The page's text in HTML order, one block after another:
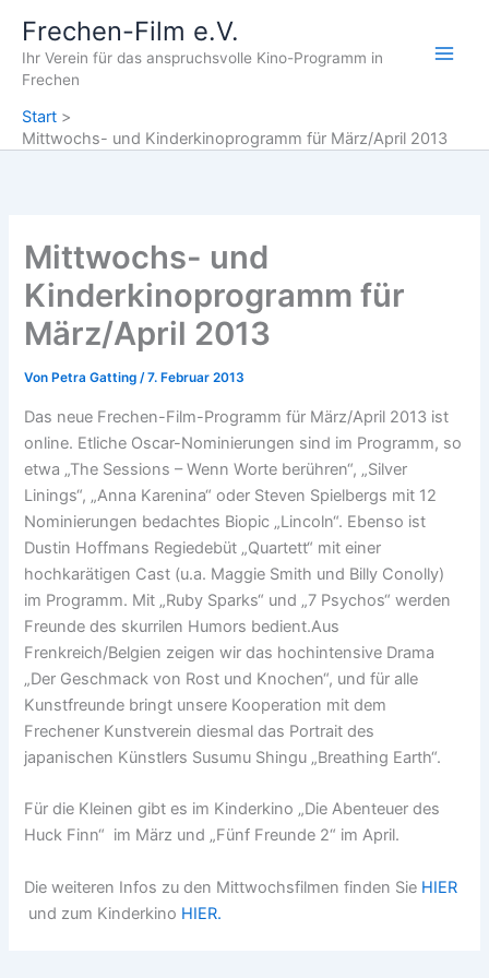
Inhalt
springen
Frechen-Film e.V.
Ihr Verein für das anspruchsvolle Kino-Programm in
Frechen
Start
Mittwochs- und Kinderkinoprogramm für März/April 2013
Mittwochs- und
Kinderkinoprogramm für
März/April 2013
Von Petra Gatting/7. Februar 2013
Das neue Frechen-Film-Programm für März/April 2013 ist
online. Etliche Oscar-Nominierungen sind im Programm, so
etwa „The Sessions – Wenn Worte berühren“, „Silver
Linings“, „Anna Karenina“ oder Steven Spielbergs mit 12
Nominierungen bedachtes Biopic „Lincoln“. Ebenso ist
Dustin Hoffmans Regiedebüt „Quartett“ mit einer
hochkarätigen Cast (u.a. Maggie Smith und Billy Conolly)
im Programm. Mit „Ruby Sparks“ und „7 Psychos“ werden
Freunde des skurrilen Humors bedient.Aus
Frenkreich/Belgien zeigen wir das hochintensive Drama
„Der Geschmack von Rost und Knochen“, und für alle
Kunstfreunde bringt unsere Kooperation mit dem
Frechener Kunstverein diesmal das Portrait des
japanischen Künstlers Susumu Shingu „Breathing Earth“.
Für die Kleinen gibt es im Kinderkino „Die Abenteuer des
Huck Finn“ im März und „Fünf Freunde 2“ im April.
Die weiteren Infos zu den Mittwochsfilmen finden Sie HIER
und zum Kinderkino HIER.